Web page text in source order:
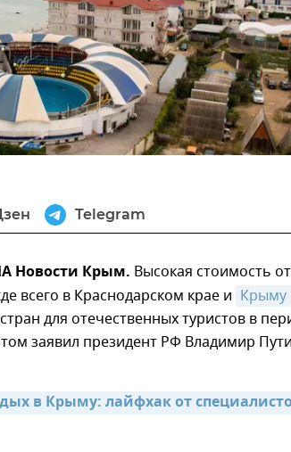
Telegram
Новости Крым. Высокая стоимость
всего в Краснодарском крае и Крыму
для отечественных туристов в
заявил президент РФ Владимир
в Крыму: лайфхак от